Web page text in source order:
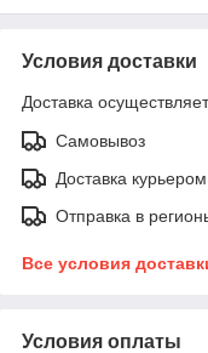
Условия доставки
Доставка
Самовывоз
Доставка курьером
Отправка в
Все условия
Условия оплаты